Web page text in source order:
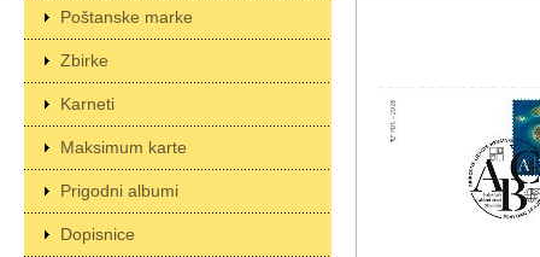
Poštanske marke
Zbirke
Karneti
Maksimum karte
Prigodni albumi
Dopisnice